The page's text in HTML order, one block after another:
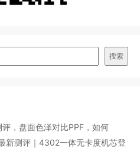
搜索
，盘面色泽对比PPF，如何
新测评｜4302一体无卡度机芯登